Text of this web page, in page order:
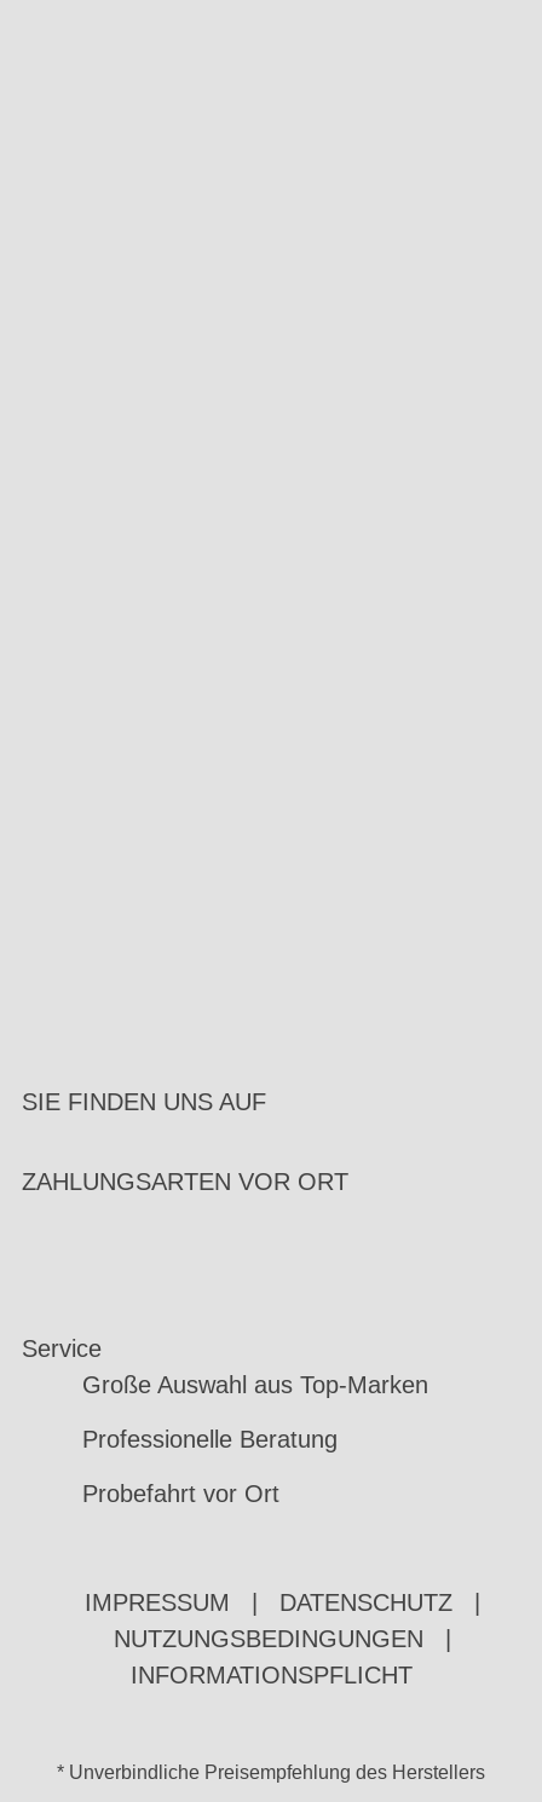
SIE FINDEN UNS AUF
ZAHLUNGSARTEN VOR ORT
Service
Große Auswahl aus Top-Marken
Professionelle Beratung
Probefahrt vor Ort
IMPRESSUM DATENSCHUTZ
NUTZUNGSBEDINGUNGEN
INFORMATIONSPFLICHT
* Unverbindliche Preisempfehlung des Herstellers